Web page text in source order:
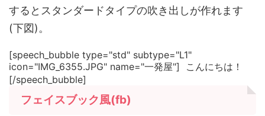
するとスタンダードタイプの吹き出しが作れます
(下図)。
[speech_bubble type="std" subtype="L1"
icon="IMG_6355.JPG" name="一発屋"] こんにちは！
[/speech_bubble]
フェイスブック風(fb)